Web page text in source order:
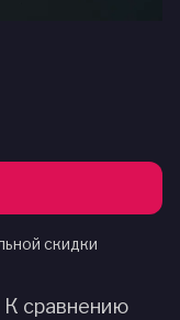
скидки
К сравнению